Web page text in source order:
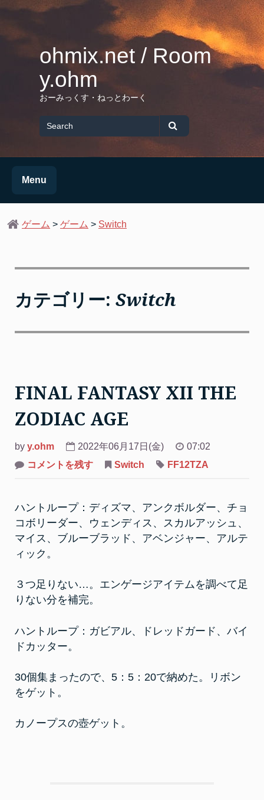
ohmix.net / Room
y.ohm
おーみっくす・ねっとわーく
for
Menu
ゲーム > ゲーム > Switch
カテゴリー: Switch
FINAL FANTASY XII THE
ZODIAC AGE
by y.ohm 2022年06月17日(金)
07:02
コメントを残すon
ZODIAC
AGE
Switch FF12TZA
ハントループ：ディズマ、アンクボルダー、チョ
コボリーダー、ウェンディス、スカルアッシュ、
マイス、ブルーブラッド、アベンジャー、アルテ
ィック。
３つ足りない…。エンゲージアイテムを調べて足
りない分を補完。
ハントループ：ガビアル、ドレッドガード、バイ
ドカッター。
30個集まったので、5：5：20で納めた。リボン
をゲット。
カノープスの壺ゲット。